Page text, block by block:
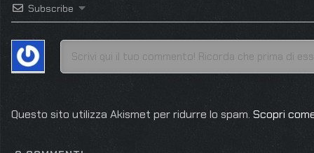
Subscribe
Questo sito utilizza Akismet per ridurre lo spam. Scopri